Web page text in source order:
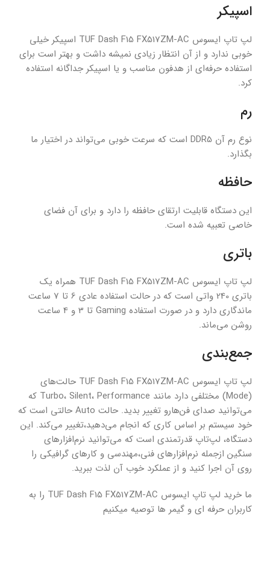
اسپیکر
لپ تاپ ایسوس TUF Dash F15 FX517ZM-AC اسپیکر خیلی
خوبی ندارد و از آن انتظار زیادی نمیشه داشت و بهتر است برای
استفاده حرفه‌ای از هدفون مناسب و یا اسپیکر جداگانه استفاده
کرد.
رم
نوع رم آن DDR5 است که سرعت خوبی می‌تواند در اختیار ما
بگذارد.
حافظه
این دستگاه قابلیت ارتقای حافظه را دارد و برای آن فضای
خاصی تعبیه شده است.
باتری
لپ تاپ ایسوس TUF Dash F15 FX517ZM-AC همراه یک
باتری 240 واتی است که در حالت استفاده عادی 6 تا 7 ساعت
ماندگاری دارد و در صورت استفاده Gaming تا 3 و 4 ساعت
روشن می‌ماند.
جمع‌بندی
لپ تاپ ایسوس TUF Dash F15 FX517ZM-AC حالت‌های
(Mode) مختلفی دارد مانند Turbo، Silent، Performance که
می‌‌توانید صدای فن‌هارو تغییر بدید. حالت Auto حالتی است که
خود سیستم بر اساس کاری که انجام می‌دهید،تغییر می‌کند. این
دستگاه، لپ‌تاپ قدرتمندی است که می‌توانید نرم‌افزارهای
سنگین ازجمله نرم‌افزارهای فنی،مهندسی و کارهای گرافیکی را
روی آن اجرا کنید و از عملکرد خوب آن لذت ببرید.
ما خرید لپ تاپ ایسوس TUF Dash F15 FX517ZM-AC را به
کاربران حرفه ای و گیمر ها توصیه میکنیم